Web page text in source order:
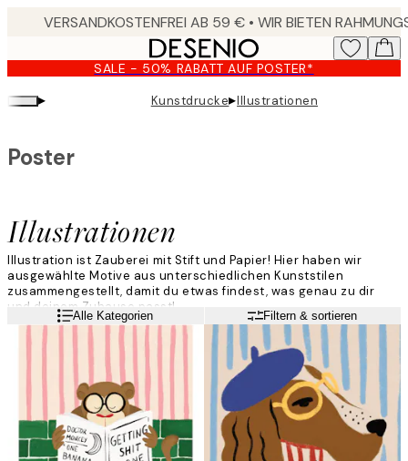
content.
SALE - 50% RABATT AUF POSTER*
▸ Kunstdrucke▸Illustrationen
Illustrationen
Poster
Illustration ist Zauberei mit Stift und Papier! Hier haben wir
ausgewählte Motive aus unterschiedlichen Kunststilen
zusammengestellt, damit du etwas findest, was genau zu dir
und deinem Zuhause passt!
WeiterlesenAlle Kategorien Filtern & sortieren